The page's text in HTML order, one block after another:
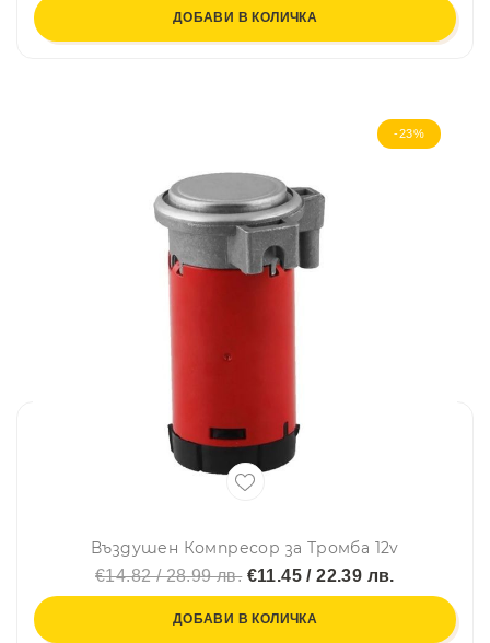
ДОБАВИ В КОЛИЧКА
-23%
Въздушен Компресор за Тромба 12v
€14.82 / 28.99 лв.€11.45 / 22.39 лв.
ДОБАВИ В КОЛИЧКА